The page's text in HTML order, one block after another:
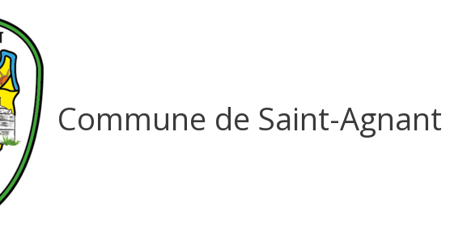
Commune de Saint-Agnant